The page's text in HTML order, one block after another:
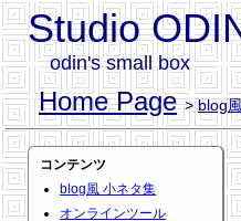
Studio
odin's small box
Home Page >blog
コンテンツ
blog風 小ネタ集
オンラインツール